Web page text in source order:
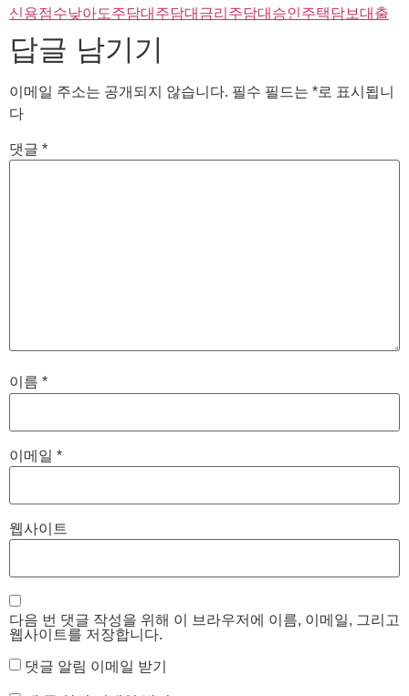
신용점수낮아도주담대 주담대금리 주담대승인주택담보대출
답글 남기기
이메일 주소는 공개되지 않습니다. 필수 필드는 *로 표시됩니
다
댓글 *
이름 *
이메일 *
웹사이트
다음 번 댓글 작성을 위해 이 브라우저에 이름, 이메일, 그리고
웹사이트를 저장합니다.
댓글 알림 이메일 받기